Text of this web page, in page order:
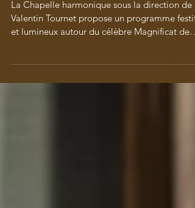
Bach : Magnificat et cantates
La Chapelle harmonique sous la direction de
Valentin Tournet propose un programme festif
Bach...